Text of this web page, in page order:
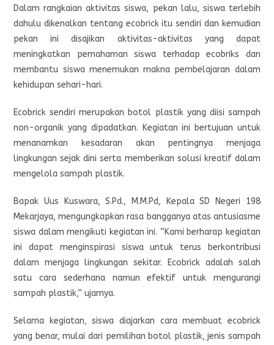
Dalam rangkaian aktivitas siswa, pekan lalu, siswa terlebih
dahulu dikenalkan tentang ecobrick itu sendiri dan kemudian
pekan ini disajikan aktivitas-aktivitas yang dapat
meningkatkan pemahaman siswa terhadap ecobriks dan
membantu siswa menemukan makna pembelajaran dalam
kehidupan sehari-hari.
Ecobrick sendiri merupakan botol plastik yang diisi sampah
non-organik yang dipadatkan. Kegiatan ini bertujuan untuk
menanamkan kesadaran akan pentingnya menjaga
lingkungan sejak dini serta memberikan solusi kreatif dalam
mengelola sampah plastik.
Bapak Uus Kuswara, S.Pd., M.M.Pd, Kepala SD Negeri 198
Mekarjaya, mengungkapkan rasa bangganya atas antusiasme
siswa dalam mengikuti kegiatan ini. “Kami berharap kegiatan
ini dapat menginspirasi siswa untuk terus berkontribusi
dalam menjaga lingkungan sekitar. Ecobrick adalah salah
satu cara sederhana namun efektif untuk mengurangi
sampah plastik,” ujarnya.
Selama kegiatan, siswa diajarkan cara membuat ecobrick
yang benar, mulai dari pemilihan botol plastik, jenis sampah